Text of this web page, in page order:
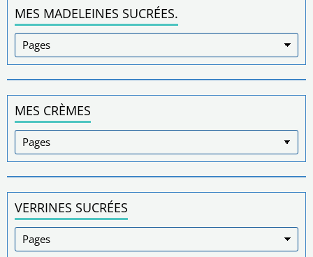
MES MADELEINES SUCRÉES.
MES CRÈMES
VERRINES SUCRÉES